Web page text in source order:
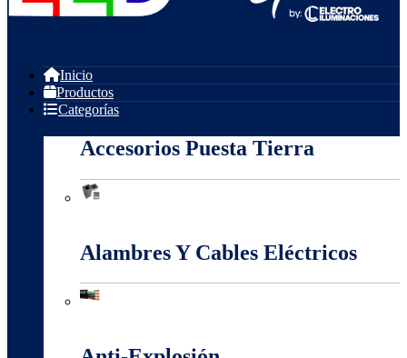
Inicio
Productos
Categorías
Accesorios Puesta Tierra
Alambres Y Cables Eléctricos